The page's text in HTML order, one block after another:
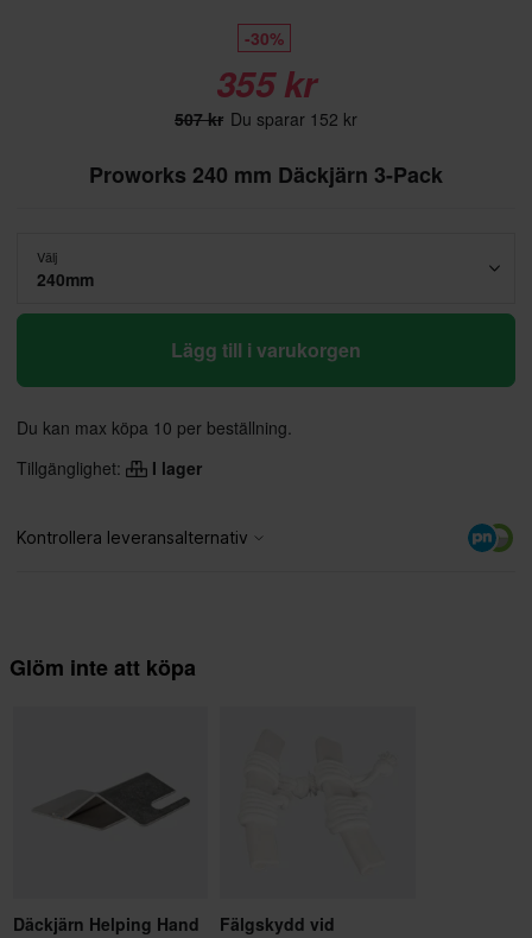
-30%
355 kr
507 kr Du sparar 152 kr
Proworks 240 mm Däckjärn 3-Pack
Välj
240mm
Lägg till i varukorgen
Du kan max köpa 10 per beställning.
Tillgänglighet:
I lager
Glöm inte att köpa
Däckjärn Helping Hand
Fälgskydd vid